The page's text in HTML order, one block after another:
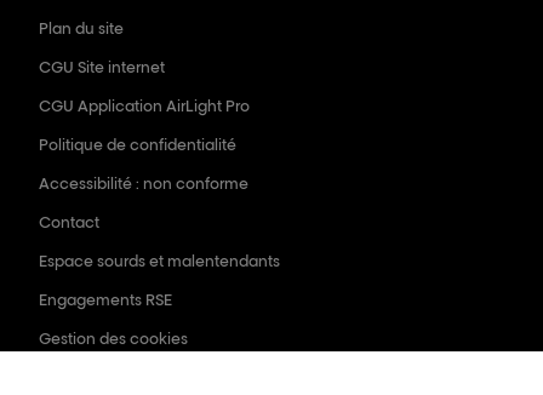
Plan du site
CGU Site internet
CGU Application AirLight Pro
Politique de confidentialité
Accessibilité : non conforme
Contact
Espace sourds et malentendants
Engagements RSE
Gestion des cookies